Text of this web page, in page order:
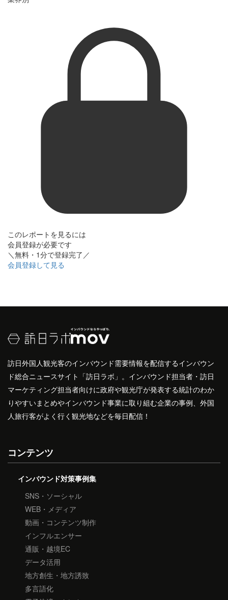
このレポートを見るには
会員登録が必要です
＼無料・1分で登録完了／
会員登録して見る
訪日外国人観光客のインバウンド需要情報を配信するインバウン
ド総合ニュースサイト「訪日ラボ」。インバウンド担当者・訪日
マーケティング担当者向けに政府や観光庁が発表する統計のわか
りやすいまとめやインバウンド事業に取り組む企業の事例、外国
人旅行客がよく行く観光地などを毎日配信！
コンテンツ
インバウンド対策事例集
SNS・ソーシャル
WEB・メディア
動画・コンテンツ制作
インフルエンサー
通販・越境EC
データ活用
地方創生・地方誘致
多言語化